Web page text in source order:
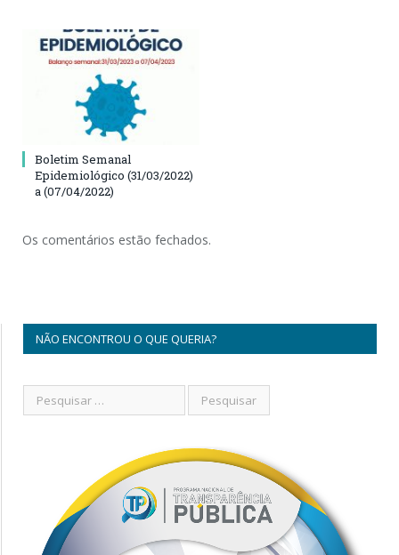
Boletim Semanal
Epidemiológico (31/03/2022)
a (07/04/2022)
Os comentários estão fechados.
NÃO ENCONTROU O QUE QUERIA?